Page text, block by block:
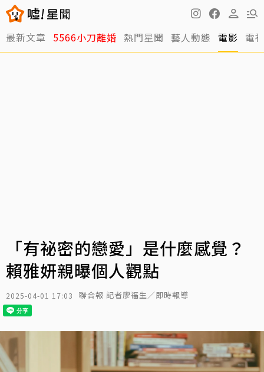
最新文章 5566小刀離婚 熱門星聞 藝人動態 電影 電
「有祕密的戀愛」是什麼感覺？
賴雅妍親曝個人觀點
2025-04-01 17:03 聯合報 記者廖福生／即時報導